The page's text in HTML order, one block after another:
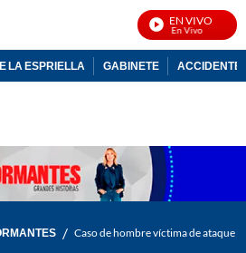
EN VIVO
LA ESPRIELLA GABINETE ACCIDENTE
/ Caso de hombre víctima de ataque